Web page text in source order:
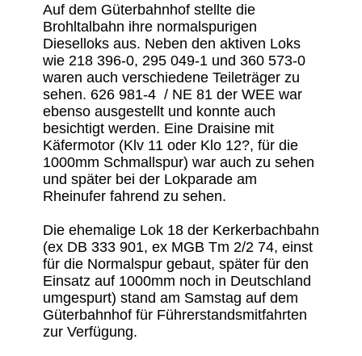
Auf dem Güterbahnhof stellte die
Brohltalbahn ihre normalspurigen
Dieselloks aus. Neben den aktiven Loks
wie 218 396-0, 295 049-1 und 360 573-0
waren auch verschiedene Teileträger zu
sehen. 626 981-4 / NE 81 der WEE war
ebenso ausgestellt und konnte auch
besichtigt werden. Eine Draisine mit
Käfermotor (Klv 11 oder Klo 12?, für die
1000mm Schmallspur) war auch zu sehen
und später bei der Lokparade am
Rheinufer fahrend zu sehen.
Die ehemalige Lok 18 der Kerkerbachbahn
(ex DB 333 901, ex MGB Tm 2/2 74, einst
für die Normalspur gebaut, später für den
Einsatz auf 1000mm noch in Deutschland
umgespurt) stand am Samstag auf dem
Güterbahnhof für Führerstandsmitfahrten
zur Verfügung.